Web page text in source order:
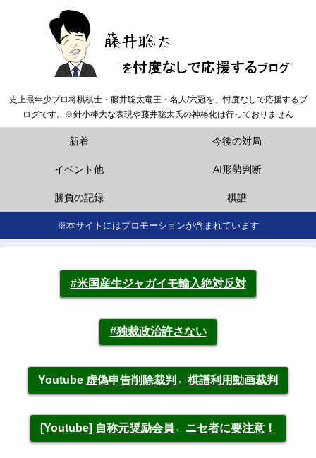
史上最年少プロ将棋棋士・藤井聡太竜王・名人/六冠を、忖度なしで応援するブ
ログです。※針小棒大な表現や藤井聡太氏の神格化は行っておりません
新着 今後の対局
イベント他 AI形勢判断
勝負の記録 棋譜
※本サイトにはプロモーションが含まれています
#米国産生ジャガイモ輸入絶対反対
#独裁政治許さない
Youtube 虚偽申告削除裁判←棋譜利用動画裁判
[Youtube] 自称元奨励会員←ニセ者に要注意！